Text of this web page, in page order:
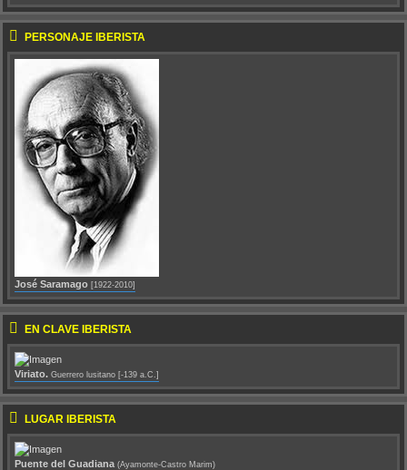
PERSONAJE IBERISTA
José Saramago [1922-2010]
EN CLAVE IBERISTA
Viriato. Guerrero lusitano [-139 a.C.]
LUGAR IBERISTA
Puente del Guadiana (Ayamonte-Castro Marim)